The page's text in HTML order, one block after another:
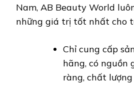
Nam, AB Beauty World
những giá trị tốt nhất cho
Chỉ cung cấp
hãng, có nguồn
ràng, chất